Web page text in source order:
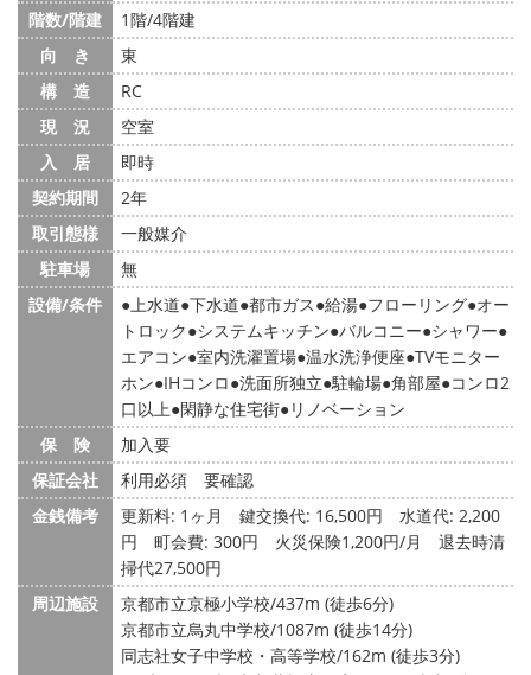
階数/階建
1階/4階建
向 き
東
構 造
RC
現 況
空室
入 居
即時
契約期間
2年
取引態様
一般媒介
駐車場
無
設備/条件
上水道 下水道 都市ガス 給湯 フローリング オー
トロック システムキッチン バルコニー シャワー
エアコン 室内洗濯置場 温水洗浄便座 TVモニター
ホン IHコンロ 洗面所独立 駐輪場 角部屋 コンロ2
口以上 閑静な住宅街 リノベーション
保 険
加入要
保証会社
利用必須 要確認
金銭備考
更新料: 1ヶ月 鍵交換代: 16,500円
水道代: 2,200
円
町会費: 300円
火災保険1,200円/月 退去時清
掃代27,500円
周辺施設
京都市立京極小学校/437m (徒歩6分)
京都市立烏丸中学校/1087m (徒歩14分)
同志社女子中学校・高等学校/162m (徒歩3分)